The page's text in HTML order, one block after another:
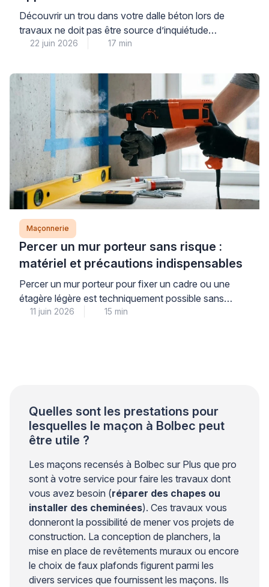
l’origine et réparer sans risque
Découvrir un trou dans votre dalle béton lors de
travaux ne doit pas être source d’inquiétude
immédiate : dans la majorité des cas, il s’agit d’une
coulage parfaitement réparable. La première étape
consiste à identifier avec méthode la nature de votre
dalle et l’origine du trou, car cette […]
22 juin 2026 17 min
Maçonnerie
Percer un mur porteur sans risque :
matériel et précautions indispensables
Percer un mur porteur pour fixer un cadre ou une
étagère légère est techniquement possible sans
risque structurel, à condition de respecter
11 juin 2026 15 min
Quelles sont les prestations pour
lesquelles le maçon à Bolbec peut
être utile ?
Les maçons recensés à Bolbec sur Plus que pro
sont à votre service pour faire les travaux dont
vous avez besoin (réparer des chapes ou
installer des cheminées). Ces travaux vous
donneront la possibilité de mener vos projets de
construction. La conception de planchers, la
mise en place de revêtements muraux ou encore
le choix de faux plafonds figurent parmi les
divers services que fournissent les maçons. Ils